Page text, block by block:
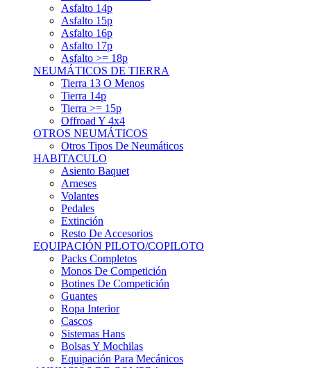
Asfalto 14p
Asfalto 15p
Asfalto 16p
Asfalto 17p
Asfalto >= 18p
NEUMÁTICOS DE TIERRA
Tierra 13 O Menos
Tierra 14p
Tierra >= 15p
Offroad Y 4x4
OTROS NEUMÁTICOS
Otros Tipos De Neumáticos
HABITACULO
Asiento Baquet
Arneses
Volantes
Pedales
Extinción
Resto De Accesorios
EQUIPACIÓN PILOTO/COPILOTO
Packs Completos
Monos De Competición
Botines De Competición
Guantes
Ropa Interior
Cascos
Sistemas Hans
Bolsas Y Mochilas
Equipación Para Mecánicos